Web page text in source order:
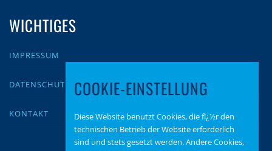
WICHTIGES
IMPRESSUM
DATENSCHUTZ
KONTAKT
COOKIE-EINSTELLUNG
Diese Website benutzt Cookies, die fï¿½r den
technischen Betrieb der Website erforderlich
sind und stets gesetzt werden. Andere Cookies,